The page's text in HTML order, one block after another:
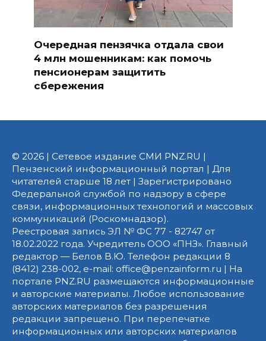
Очередная пензячка отдала свои
4 млн мошенникам: как помочь
пенсионерам защитить
сбережения
© 2026 | Сетевое издание СМИ PNZ.RU |
Пензенский информационный портал | Для
читателей старше 18 лет | Зарегистрировано
Федеральной службой по надзору в сфере
связи, информационных технологий и массовых
коммуникаций (Роскомнадзор).
Реестровая запись ЭЛ № ФС 77 - 82747 от
18.02.2022 года. Учредитель ООО «ПНЗ». Главный
редактор — Белов В.Ю. Телефон редакции 8
(8412) 238-002, e-mail: office@penzainform.ru | На
портале PNZ.RU размещаются информационные
и авторские материалы. Любое использование
авторских материалов без разрешения
редакции запрещено. При перепечатке
информационных или авторских материалов